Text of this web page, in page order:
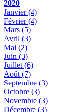
2020
Janvier(4)
Février(4)
Mars (5)
Avril (3)
Mai (2)
Juin (3)
Juillet(6)
Août(7)
Septembre (3)
Octobre (3)
Novembre (3)
Décembre (3)